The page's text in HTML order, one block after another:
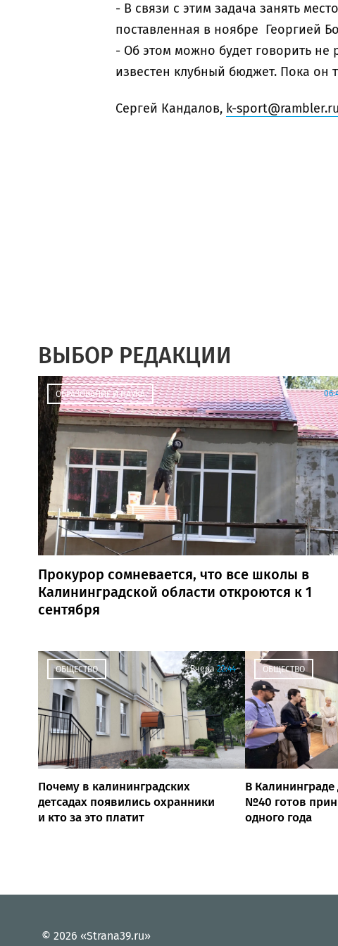
- В связи с этим задача занять
поставленная в ноябре Георгией
- Об этом можно будет говорить не
известен клубный бюджет. Пока он
Сергей Кандалов, k-sport@rambler.ru
ВЫБОР РЕДАКЦИИ
ОБРАЗОВАНИЕ И НАУКА
Прокурор сомневается, что все школы в
Калининградской области откроются к 1
сентября
ОБЩЕСТВО Вчера 22:44
Почему в калининградских
детсадах появились охранники
и кто за это платит
ОБЩЕСТВО
В Калининграде
№40 готов
одного года
© 2026 «Strana39.ru»